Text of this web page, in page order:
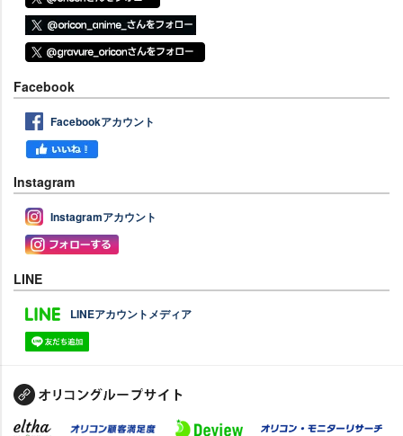
Facebook
Facebookアカウント
Instagram
Instagramアカウント
LINE
LINEアカウントメディア